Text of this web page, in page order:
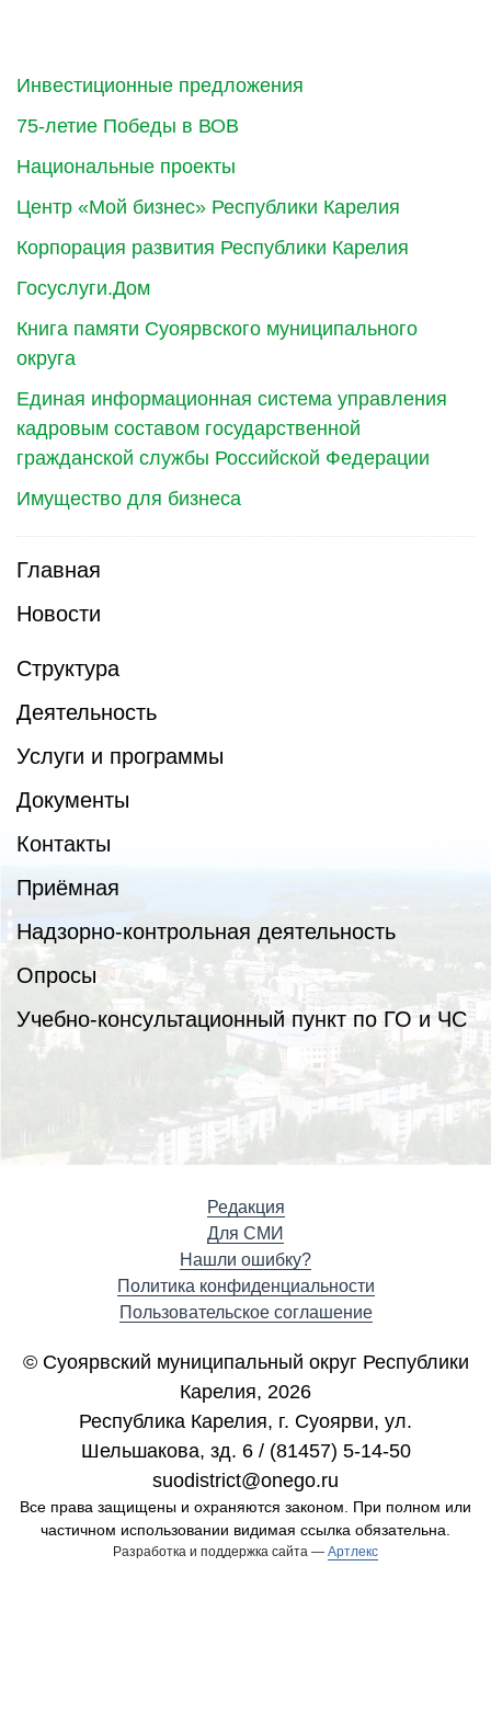
Инвестиционные предложения
75-летие Победы в ВОВ
Национальные проекты
Центр «Мой бизнес» Республики Карелия
Корпорация развития Республики Карелия
Госуслуги.Дом
Книга памяти Суоярвского муниципального
округа
Единая информационная система управления
кадровым составом государственной
гражданской службы Российской Федерации
Имущество для бизнеса
Главная
Новости
Структура
Деятельность
Услуги и программы
Документы
Контакты
Приёмная
Надзорно-контрольная деятельность
Опросы
Учебно-консультационный пункт по ГО и ЧС
Редакция
Для СМИ
Нашли ошибку?
Политика конфиденциальности
Пользовательское соглашение
© Суоярвский муниципальный округ Республики
Карелия, 2026
Республика Карелия, г. Cуоярви, ул.
Шельшакова, зд. 6 / (81457) 5-14-50
suodistrict@onego.ru
Все права защищены и охраняются законом. При полном или
частичном использовании видимая ссылка обязательна.
Разработка и поддержка сайта — Артлекс